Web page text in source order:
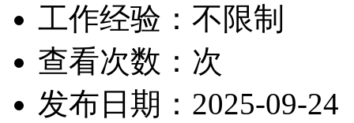
工作经验：不限制
查看次数： 次
发布日期：2025-09-24